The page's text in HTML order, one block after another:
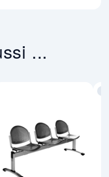
...